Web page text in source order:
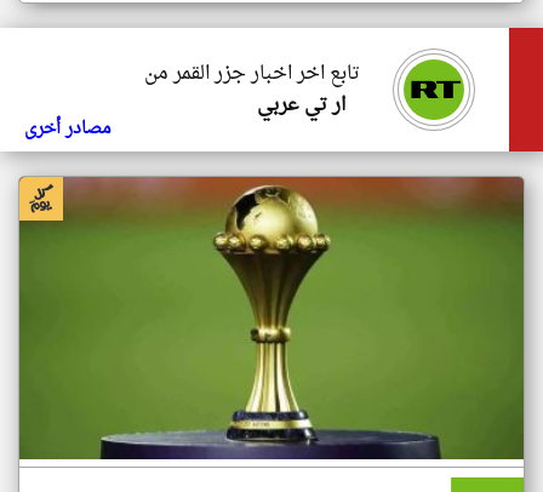
تابع اخر اخبار جزر القمر من
ار تي عربي
مصادر أخرى